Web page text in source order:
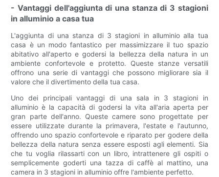
- Vantaggi dell'aggiunta di una stanza di 3 stagioni
in alluminio a casa tua
L'aggiunta di una stanza di 3 stagioni in alluminio alla tua
casa è un modo fantastico per massimizzare il tuo spazio
abitativo all'aperto e godersi la bellezza della natura in un
ambiente confortevole e protetto. Queste stanze versatili
offrono una serie di vantaggi che possono migliorare sia il
valore che il divertimento della tua casa.
Uno dei principali vantaggi di una sala in 3 stagioni in
alluminio è la capacità di godersi la vita all'aria aperta per
gran parte dell'anno. Queste camere sono progettate per
essere utilizzate durante la primavera, l'estate e l'autunno,
offrendo uno spazio confortevole e riparato per godere della
bellezza della natura senza essere esposti agli elementi. Sia
che tu voglia rilassarti con un libro, intrattenere gli ospiti o
semplicemente goderti una tazza di caffè al mattino, una
camera in 3 stagioni in alluminio offre l'ambiente perfetto.